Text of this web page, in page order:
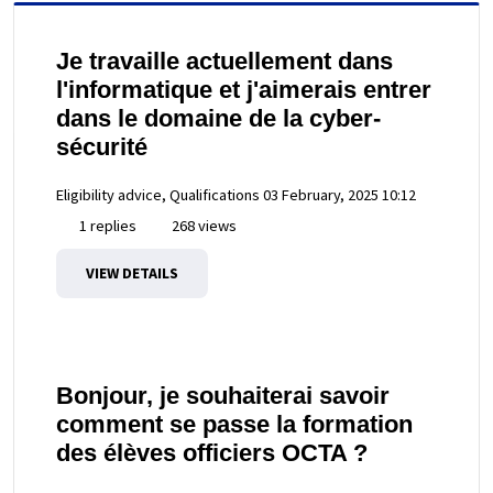
Je travaille actuellement dans
l'informatique et j'aimerais entrer
dans le domaine de la cyber-
sécurité
Eligibility advice, Qualifications 03 February, 2025 10:12
1 replies
268 views
VIEW DETAILS
Bonjour, je souhaiterai savoir
comment se passe la formation
des élèves officiers OCTA ?